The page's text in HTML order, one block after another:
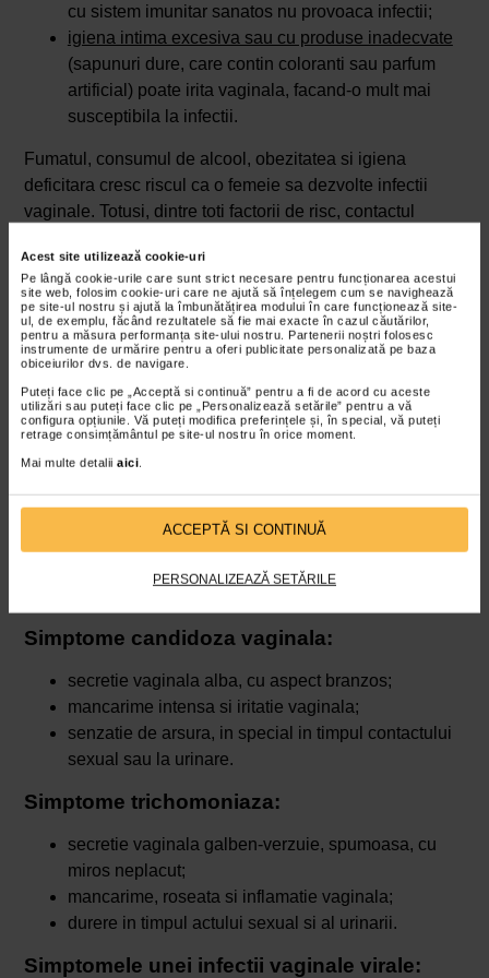
Acest site utilizează cookie-uri
Pe lângă cookie-urile care sunt strict necesare pentru funcționarea acestui
site web, folosim cookie-uri care ne ajută să înțelegem cum se navighează
pe site-ul nostru și ajută la îmbunătățirea modului în care funcționează site-
ul, de exemplu, făcând rezultatele să fie mai exacte în cazul căutărilor,
pentru a măsura performanța site-ului nostru. Partenerii noștri folosesc
instrumente de urmărire pentru a oferi publicitate personalizată pe baza
obiceiurilor dvs. de navigare.
Puteți face clic pe „Acceptă si continuă” pentru a fi de acord cu aceste
utilizări sau puteți face clic pe „Personalizează setările” pentru a vă
configura opțiunile. Vă puteți modifica preferințele și, în special, vă puteți
retrage consimțământul pe site-ul nostru în orice moment.
Mai multe detalii aici.
ACCEPTĂ SI CONTINUĂ
PERSONALIZEAZĂ SETĂRILE
cu sistem imunitar sanatos nu provoaca infectii;
igiena intima excesiva sau cu produse inadecvate
(sapunuri dure, care contin coloranti sau parfum
artificial) poate irita vaginala, facand-o mult mai
susceptibila la infectii.
Fumatul, consumul de alcool, obezitatea si igiena
deficitara cresc riscul ca o femeie sa dezvolte infectii
vaginale. Totusi, dintre toti factorii de risc, contactul
cu acest tip de infectii.
Infectii vaginale – simptome si manifestari
Majoritatea infectiilor vaginale, indiferent de agentul
etiologic implicat, se manifesta relativ la fel, cu diferente
se individualizeaza in functie de agentul patogen care a
provocat infectia vaginala.
Simptome vaginoza bacteriana:
secretie vaginala alb-cenusie, cu miros neplacut
mancarime si disconfort la nivelul vaginului;
Simptome candidoza vaginala:
secretie vaginala alba, cu aspect branzos;
mancarime intensa si iritatie vaginala;
senzatie de arsura, in special in timpul contactului
sexual sau la urinare.
Simptome trichomoniaza:
secretie vaginala galben-verzuie, spumoasa, cu
miros neplacut;
mancarime, roseata si inflamatie vaginala;
durere in timpul actului sexual si al urinarii.
Simptomele unei infectii vaginale virale: